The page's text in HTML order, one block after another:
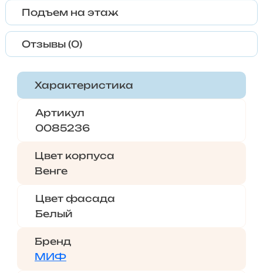
Подъем на этаж
Отзывы (0)
Характеристика
Артикул
0085236
Цвет корпуса
Венге
Цвет фасада
Белый
Бренд
МИФ